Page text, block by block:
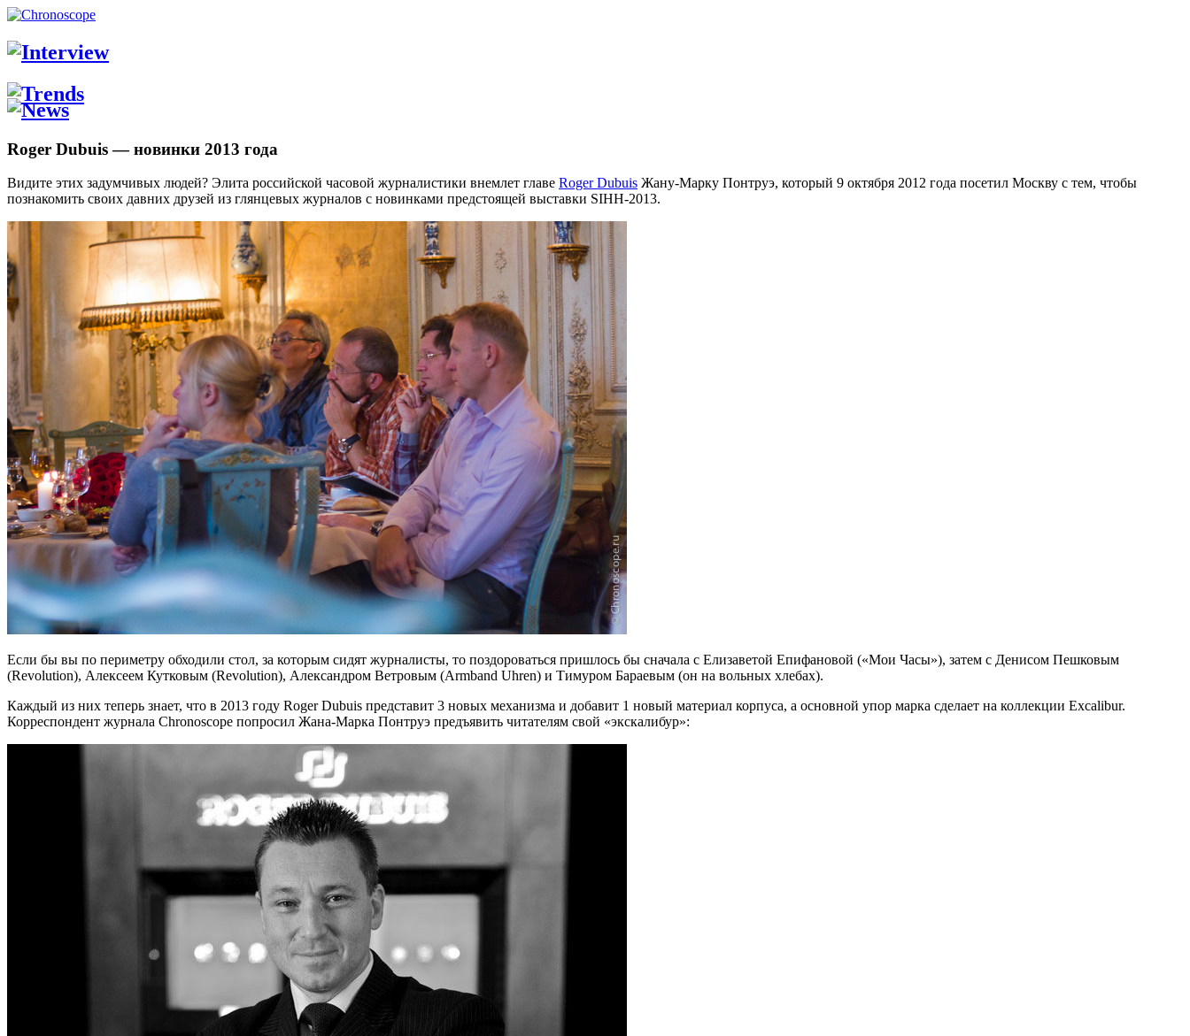
Roger Dubuis — новинки 2013 года
Видите этих задумчивых людей? Элита российской часовой журналистики внемлет главе Roger Dubuis Жану-Марку Понтруэ, который 9 октября 2012 года посетил Москву с тем, чтобы
познакомить своих давних друзей из глянцевых журналов с новинками предстоящей выставки SIHH-2013.
Если бы вы по периметру обходили стол, за которым сидят журналисты, то поздороваться пришлось бы сначала с Елизаветой Епифановой («Мои Часы»), затем с Денисом Пешковым
(Revolution), Алексеем Кутковым (Revolution), Александром Ветровым (Armband Uhren) и Тимуром Бараевым (он на вольных хлебах).
Каждый из них теперь знает, что в 2013 году Roger Dubuis представит 3 новых механизма и добавит 1 новый материал корпуса, а основной упор марка сделает на коллекции Excalibur.
Корреспондент журнала Chronoscope попросил Жана-Марка Понтруэ предъявить читателям свой «экскалибур»: